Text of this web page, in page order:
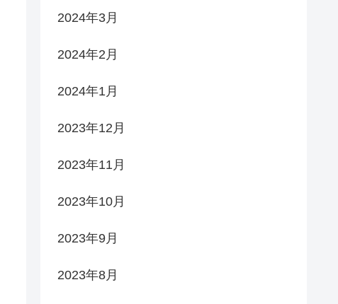
2024年3月
2024年2月
2024年1月
2023年12月
2023年11月
2023年10月
2023年9月
2023年8月